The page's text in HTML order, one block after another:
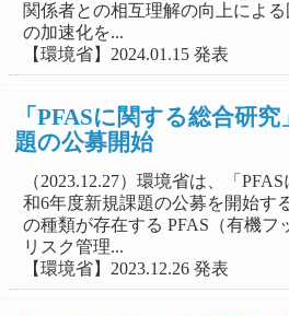
関係者との相互理解の向上によ
の加速化を...
【環境省】2024.01.15 発表
「PFASに関する総合研
題の公募開始
（2023.12.27）環境省は、「
和6年度新規課題の公募を開始す
の種類が存在する PFAS（有機フ
リスク管理...
【環境省】2023.12.26 発表